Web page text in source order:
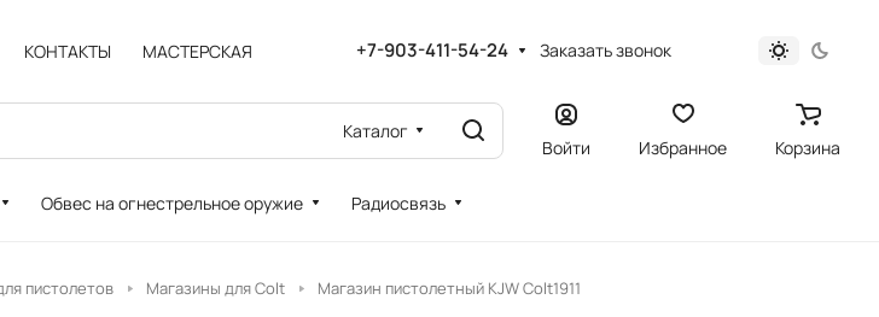
КОНТАКТЫ МАСТЕРСКАЯ +7-903-411-54-24 Заказать звонок
Каталог
Войти Избранное Корзина
Обвес на огнестрельное оружие Радиосвязь
пистолетов Магазины для Colt Магазин пистолетный KJW Colt1911